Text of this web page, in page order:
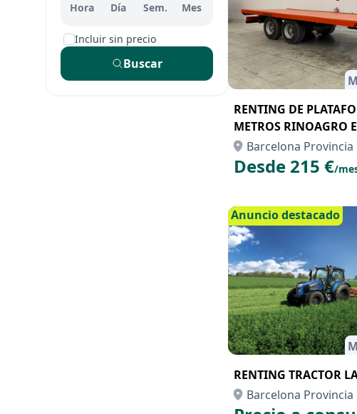
Hora Día Sem. Mes
Incluir sin precio
Buscar
RENTING DE
METROS RINOAGRO
Barcelona Provincia
Desde 215 €/
Anuncio destacado
RENTING TRACTOR
Barcelona Provincia